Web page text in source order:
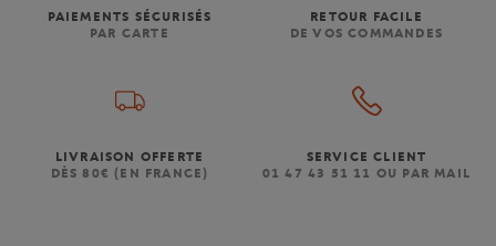
PAIEMENTS SÉCURISÉS
PAR CARTE
RETOUR FACILE
DE VOS COMMANDES
LIVRAISON OFFERTE
DÈS 80€ (EN FRANCE)
SERVICE CLIENT
01 47 43 51 11 OU PAR MAIL